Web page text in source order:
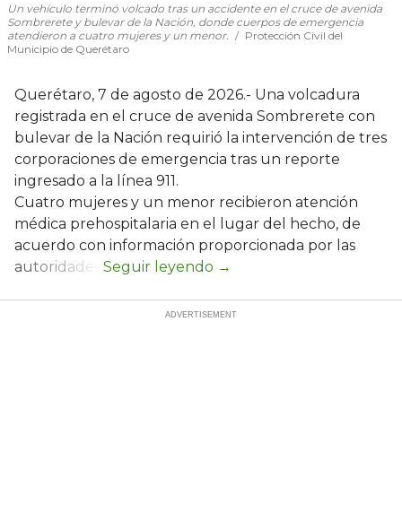
Un vehículo terminó volcado tras un accidente en el cruce de avenida
Sombrerete y bulevar de la Nación, donde cuerpos de emergencia
atendieron a cuatro mujeres y un menor.
Protección Civil del
Municipio de Querétaro
Querétaro, 7 de agosto de 2026.- Una volcadura
registrada en el cruce de avenida Sombrerete con
bulevar de la Nación requirió la intervención de tres
corporaciones de emergencia tras un reporte
ingresado a la línea 911.
Cuatro mujeres y un menor recibieron atención
médica prehospitalaria en el lugar del hecho, de
acuerdo con información proporcionada por las
autoridades.